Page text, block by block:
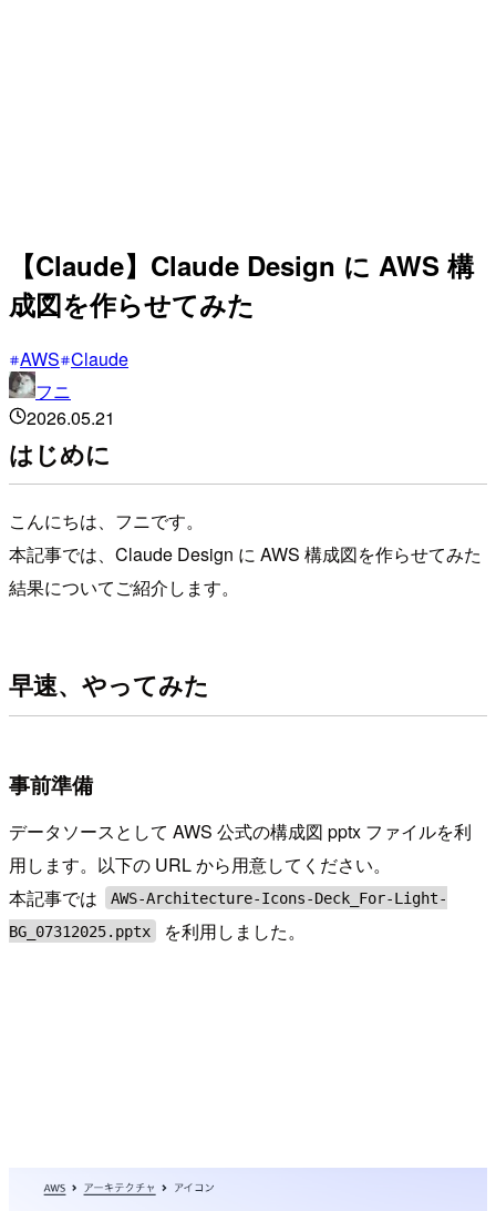
【Claude】Claude Design に AWS 構
成図を作らせてみた
AWS Claude
フニ
2026.05.21
はじめに
こんにちは、フニです。
本記事では、Claude Design に AWS 構成図を作らせてみた
結果についてご紹介します。
早速、やってみた
事前準備
データソースとして AWS 公式の構成図 pptx ファイルを利
用します。以下の URL から用意してください。
本記事では
AWS-Architecture-Icons-Deck_For-Light-
BG_07312025.pptx
を利用しました。